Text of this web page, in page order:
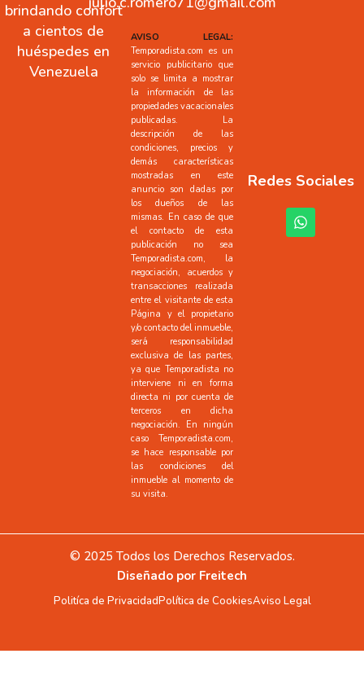
brindando confort
a cientos de
huéspedes en
Venezuela
AVISO LEGAL:
Temporadista.com es un
servicio publicitario que
solo se limita a mostrar
la información de las
propiedades vacacionales
publicadas. La
descripción de las
condiciones, precios y
demás características
mostradas en este
anuncio son dadas por
los dueños de las
mismas. En caso de que
el contacto de esta
publicación no sea
Temporadista.com, la
negociación, acuerdos y
transacciones realizada
entre el visitante de esta
Página y el propietario
y/o contacto del inmueble,
será responsabilidad
exclusiva de las partes,
ya que Temporadista no
interviene ni en forma
directa ni por cuenta de
terceros en dicha
negociación. En ningún
caso Temporadista.com,
se hace responsable por
las condiciones del
inmueble al momento de
su visita.
Redes Sociales
© 2025 Todos los Derechos Reservados.
Diseñado por Freitech
Politíca de PrivacidadPolítica de CookiesAviso Legal